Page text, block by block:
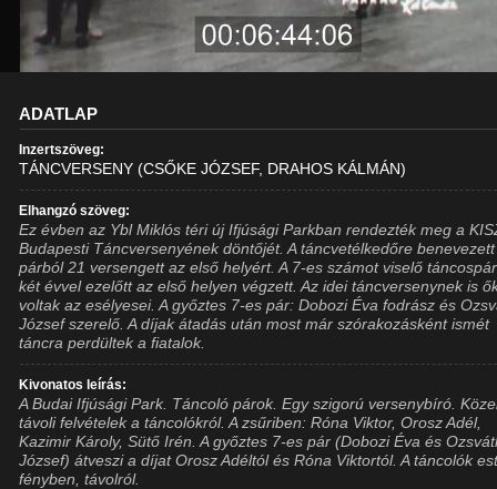
ADATLAP
Inzertszöveg:
TÁNCVERSENY (CSŐKE JÓZSEF, DRAHOS KÁLMÁN)
Elhangzó szöveg:
Ez évben az Ybl Miklós téri új Ifjúsági Parkban rendezték meg a
Budapesti Táncversenyének döntőjét. A táncvetélkedőre
párból 21 versengett az első helyért. A 7-es számot viselő
két évvel ezelőtt az első helyen végzett. Az idei táncversenynek is
voltak az esélyesei. A győztes 7-es pár: Dobozi Éva fodrász és
József szerelő. A díjak átadás után most már szórakozásként ismét
táncra perdültek a fiatalok.
Kivonatos leírás:
A Budai Ifjúsági Park. Táncoló párok. Egy szigorú versenybíró.
távoli felvételek a táncolókról. A zsűriben: Róna Viktor, Orosz Adél,
Kazimir Károly, Sütő Irén. A győztes 7-es pár (Dobozi Éva és
József) átveszi a díjat Orosz Adéltól és Róna Viktortól. A táncolók
fényben, távolról.